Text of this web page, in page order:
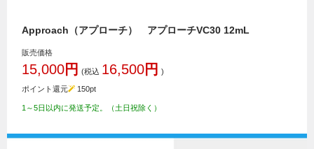
Approach（アプローチ） アプローチVC30 12mL
販売価格
15,000円 (税込 16,500円 )
ポイント還元 150pt
1～5日以内に発送予定。（土日祝除く）